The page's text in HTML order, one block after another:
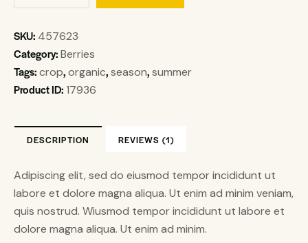
SKU: 457623
Category:Berries
Tags:crop,organic,season,summer
Product ID:17936
DESCRIPTION REVIEWS (1)
Adipiscing elit, sed do eiusmod tempor incididunt ut
labore et dolore magna aliqua. Ut enim ad minim veniam,
quis nostrud. Wiusmod tempor incididunt ut labore et
dolore magna aliqua. Ut enim ad minim.